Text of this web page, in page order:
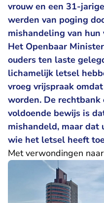
vrouw en een 31-
werden van poging
mishandeling van
Het Openbaar
ouders ten laste
lichamelijk letsel
vroeg vrijspraak
worden. De
voldoende bewijs is
mishandeld, maar
wie het letsel heeft
Met verwondingen